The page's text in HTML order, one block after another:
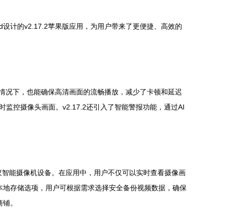
计的v2.17.2苹果版应用，为用户带来了更便捷、高效的
下，也能确保高清画面的流畅播放，减少了卡顿和延迟
监控摄像头画面。v2.17.2还引入了智能警报功能，通过AI
能摄像机设备。在应用中，用户不仅可以实时查看摄像画
存储选项，用户可根据需求选择安全备份视频数据，确保
。